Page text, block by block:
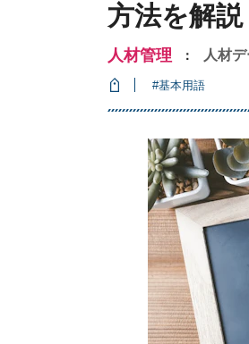
方法を解説
人材管理 ： 人材
#基本用語